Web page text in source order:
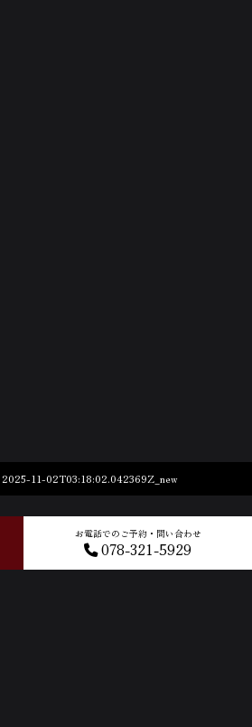
2025-11-02T03:18:02.042369Z_new
お電話でのご予約・問い合わせ
078-321-5929